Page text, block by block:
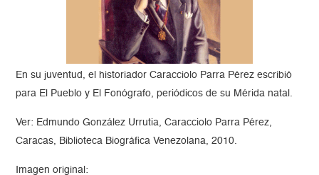
En su juventud, el historiador Caracciolo Parra Pérez escribió
para El Pueblo y El Fonógrafo, periódicos de su Mérida natal.
Ver: Edmundo González Urrutia, Caracciolo Parra Pérez,
Caracas, Biblioteca Biográfica Venezolana, 2010.
Imagen original: